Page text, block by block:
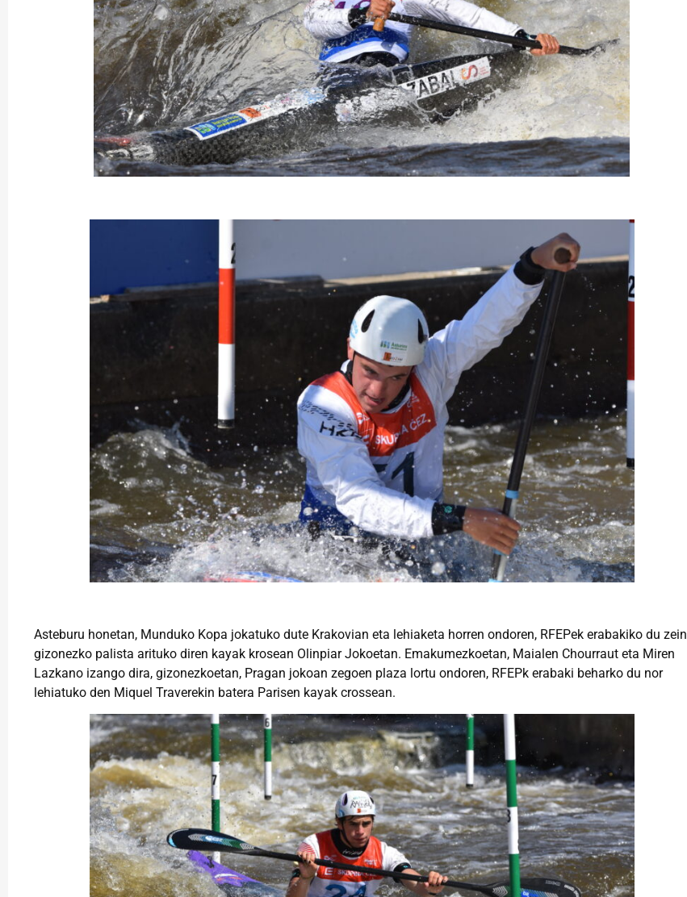
Asteburu honetan, Munduko Kopa jokatuko dute Krakovian eta lehiaketa horren ondoren, RFEPek erabakiko du zein
gizonezko palista arituko diren kayak krosean Olinpiar Jokoetan. Emakumezkoetan, Maialen Chourraut eta Miren
Lazkano izango dira, gizonezkoetan, Pragan jokoan zegoen plaza lortu ondoren, RFEPk erabaki beharko du nor
lehiatuko den Miquel Traverekin batera Parisen kayak crossean.